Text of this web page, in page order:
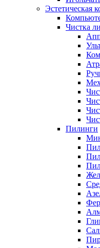
Эстетическая
Чистка
Пилинги